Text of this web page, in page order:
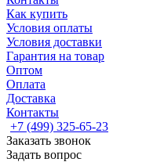
Как купить
Условия оплаты
Условия доставки
Гарантия на товар
Оптом
Оплата
Доставка
Контакты
+7 (499) 325-65-23
Заказать звонок
Задать вопрос